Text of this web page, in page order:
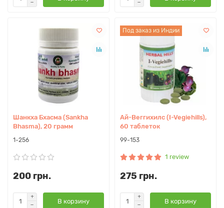
Шанкха Бхасма (Sankha
Bhasma), 20 грамм
1-256
200 грн.
В корзину
Под заказ из Индии
Ай-Веггихилс (I-Vegiehills),
60 таблеток
99-153
1 review
275 грн.
В корзину